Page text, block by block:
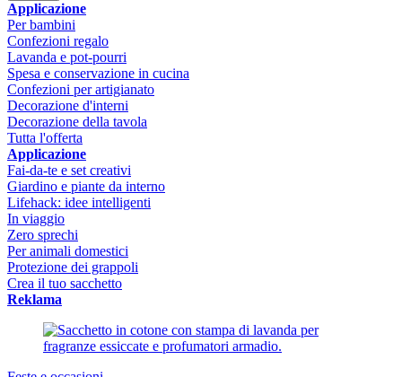
Applicazione
Per bambini
Confezioni regalo
Lavanda e pot-pourri
Spesa e conservazione in cucina
Confezioni per artigianato
Decorazione d'interni
Decorazione della tavola
Tutta l'offerta
Applicazione
Fai-da-te e set creativi
Giardino e piante da interno
Lifehack: idee intelligenti
In viaggio
Zero sprechi
Per animali domestici
Protezione dei grappoli
Crea il tuo sacchetto
Reklama